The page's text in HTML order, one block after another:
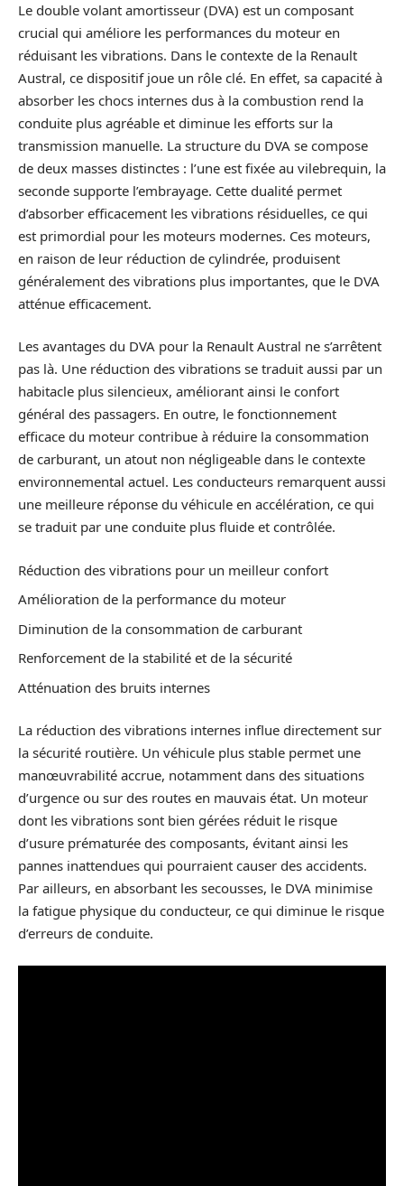
Le double volant amortisseur (DVA) est un composant
crucial qui améliore les performances du moteur en
réduisant les vibrations. Dans le contexte de la Renault
Austral, ce dispositif joue un rôle clé. En effet, sa capacité à
absorber les chocs internes dus à la combustion rend la
conduite plus agréable et diminue les efforts sur la
transmission manuelle. La structure du DVA se compose
de deux masses distinctes : l’une est fixée au vilebrequin, la
seconde supporte l’embrayage. Cette dualité permet
d’absorber efficacement les vibrations résiduelles, ce qui
est primordial pour les moteurs modernes. Ces moteurs,
en raison de leur réduction de cylindrée, produisent
généralement des vibrations plus importantes, que le DVA
atténue efficacement.
Les avantages du DVA pour la Renault Austral ne s’arrêtent
pas là. Une réduction des vibrations se traduit aussi par un
habitacle plus silencieux, améliorant ainsi le confort
général des passagers. En outre, le fonctionnement
efficace du moteur contribue à réduire la consommation
de carburant, un atout non négligeable dans le contexte
environnemental actuel. Les conducteurs remarquent aussi
une meilleure réponse du véhicule en accélération, ce qui
se traduit par une conduite plus fluide et contrôlée.
Réduction des vibrations pour un meilleur confort
Amélioration de la performance du moteur
Diminution de la consommation de carburant
Renforcement de la stabilité et de la sécurité
Atténuation des bruits internes
La réduction des vibrations internes influe directement sur
la sécurité routière. Un véhicule plus stable permet une
manœuvrabilité accrue, notamment dans des situations
d’urgence ou sur des routes en mauvais état. Un moteur
dont les vibrations sont bien gérées réduit le risque
d’usure prématurée des composants, évitant ainsi les
pannes inattendues qui pourraient causer des accidents.
Par ailleurs, en absorbant les secousses, le DVA minimise
la fatigue physique du conducteur, ce qui diminue le risque
d’erreurs de conduite.